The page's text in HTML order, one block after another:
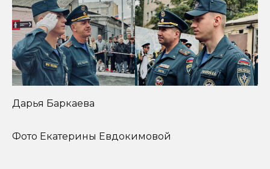
Дарья Баркаева
Фото Екатерины Евдокимовой